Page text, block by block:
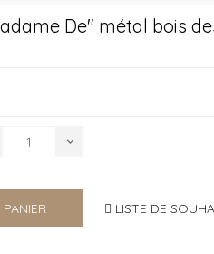
De" métal bois
LISTE DE